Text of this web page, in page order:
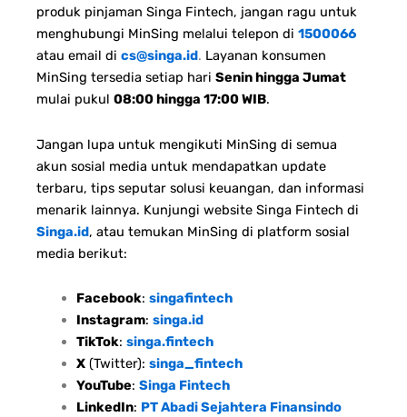
produk pinjaman Singa Fintech, jangan ragu untuk
menghubungi MinSing melalui telepon di 1500066
atau email di cs@singa.id. Layanan konsumen
MinSing tersedia setiap hari Senin hingga Jumat
mulai pukul 08:00 hingga 17:00 WIB.
Jangan lupa untuk mengikuti MinSing di semua
akun sosial media untuk mendapatkan update
terbaru, tips seputar solusi keuangan, dan informasi
menarik lainnya. Kunjungi website Singa Fintech di
Singa.id, atau temukan MinSing di platform sosial
media berikut:
Facebook: singafintech
Instagram: singa.id
TikTok: singa.fintech
X(Twitter): singa_fintech
YouTube: Singa Fintech
LinkedIn: PT Abadi Sejahtera Finansindo